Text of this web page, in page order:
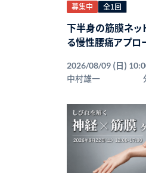
募集中 全1回
下半身の筋膜ネッ
る慢性腰痛アプロ
2026/08/09 (日)
中村雄一